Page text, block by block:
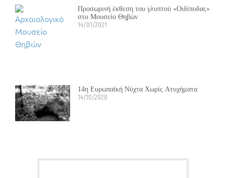
Προσωρινή έκθεση του γλυπτού «Οιδίποδας»
στο Μουσείο Θηβών
14/01/2021
14η Ευρωπαϊκή Νύχτα Χωρίς Ατυχήματα
14/10/2020